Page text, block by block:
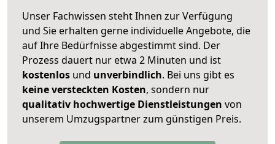
Unser Fachwissen steht Ihnen zur Verfügung
und Sie erhalten gerne individuelle Angebote, die
auf Ihre Bedürfnisse abgestimmt sind. Der
Prozess dauert nur etwa 2 Minuten und ist
kostenlos und unverbindlich. Bei uns gibt es
keine versteckten Kosten, sondern nur
qualitativ hochwertige Dienstleistungen von
unserem Umzugspartner zum günstigen Preis.